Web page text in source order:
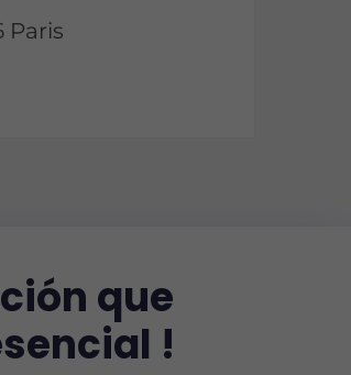
Paris
que
!